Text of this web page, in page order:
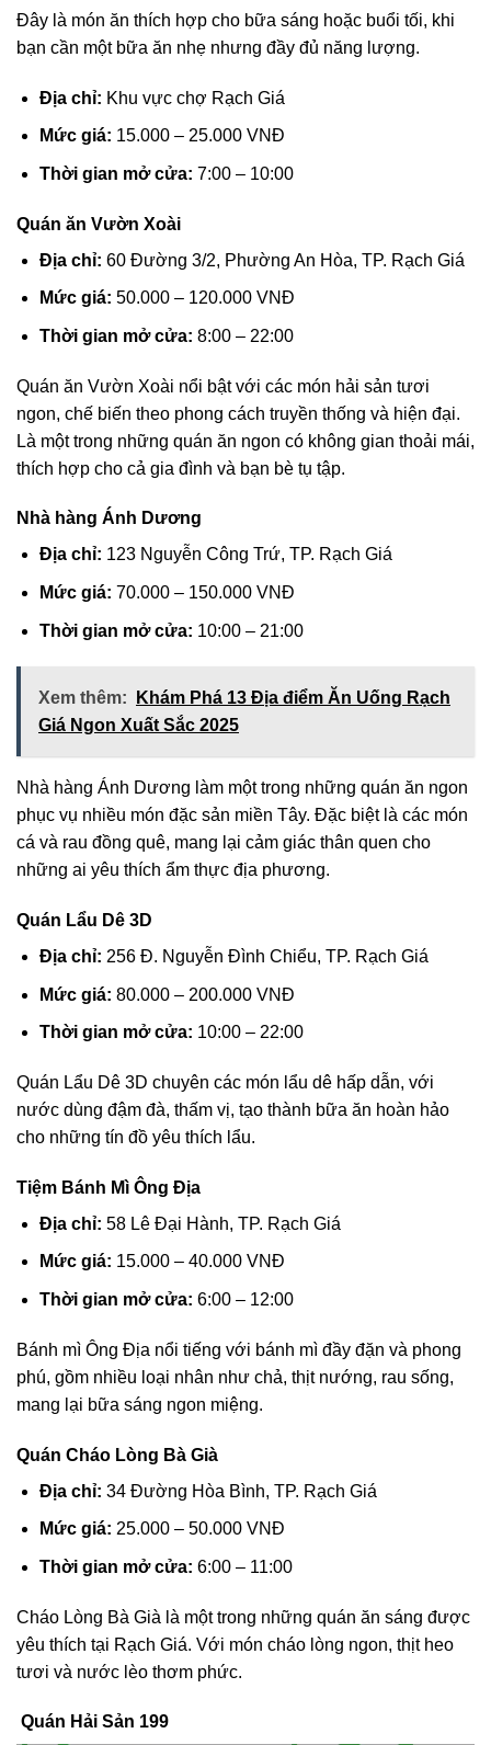
Đây là món ăn thích hợp cho bữa sáng hoặc buổi tối, khi
bạn cần một bữa ăn nhẹ nhưng đầy đủ năng lượng.
Địa chỉ: Khu vực chợ Rạch Giá
Mức giá: 15.000 – 25.000 VNĐ
Thời gian mở cửa: 7:00 – 10:00
Quán ăn Vườn Xoài
Địa chỉ: 60 Đường 3/2, Phường An Hòa, TP. Rạch Giá
Mức giá: 50.000 – 120.000 VNĐ
Thời gian mở cửa: 8:00 – 22:00
Quán ăn Vườn Xoài nổi bật với các món hải sản tươi
ngon, chế biến theo phong cách truyền thống và hiện đại.
Là một trong những quán ăn ngon có không gian thoải mái,
thích hợp cho cả gia đình và bạn bè tụ tập.
Nhà hàng Ánh Dương
Địa chỉ: 123 Nguyễn Công Trứ, TP. Rạch Giá
Mức giá: 70.000 – 150.000 VNĐ
Thời gian mở cửa: 10:00 – 21:00
Xem thêm:
Khám Phá 13 Địa điểm Ăn Uống Rạch
Giá Ngon Xuất Sắc 2025
Nhà hàng Ánh Dương làm một trong những quán ăn ngon
phục vụ nhiều món đặc sản miền Tây. Đặc biệt là các món
cá và rau đồng quê, mang lại cảm giác thân quen cho
những ai yêu thích ẩm thực địa phương.
Quán Lẩu Dê 3D
Địa chỉ: 256 Đ. Nguyễn Đình Chiểu, TP. Rạch Giá
Mức giá: 80.000 – 200.000 VNĐ
Thời gian mở cửa: 10:00 – 22:00
Quán Lẩu Dê 3D chuyên các món lẩu dê hấp dẫn, với
nước dùng đậm đà, thấm vị, tạo thành bữa ăn hoàn hảo
cho những tín đồ yêu thích lẩu.
Tiệm Bánh Mì Ông Địa
Địa chỉ: 58 Lê Đại Hành, TP. Rạch Giá
Mức giá: 15.000 – 40.000 VNĐ
Thời gian mở cửa: 6:00 – 12:00
Bánh mì Ông Địa nổi tiếng với bánh mì đầy đặn và phong
phú, gồm nhiều loại nhân như chả, thịt nướng, rau sống,
mang lại bữa sáng ngon miệng.
Quán Cháo Lòng Bà Già
Địa chỉ: 34 Đường Hòa Bình, TP. Rạch Giá
Mức giá: 25.000 – 50.000 VNĐ
Thời gian mở cửa: 6:00 – 11:00
Cháo Lòng Bà Già là một trong những quán ăn sáng được
yêu thích tại Rạch Giá. Với món cháo lòng ngon, thịt heo
tươi và nước lèo thơm phức.
Quán Hải Sản 199